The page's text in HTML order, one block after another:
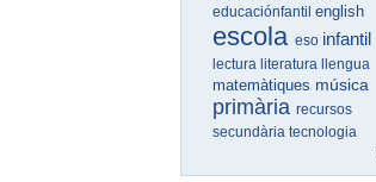
educaciónfantilenglish
escolaeso infantil
lecturaliteraturallengua
matemàtiques música
primàriarecursos
secundàriatecnologia